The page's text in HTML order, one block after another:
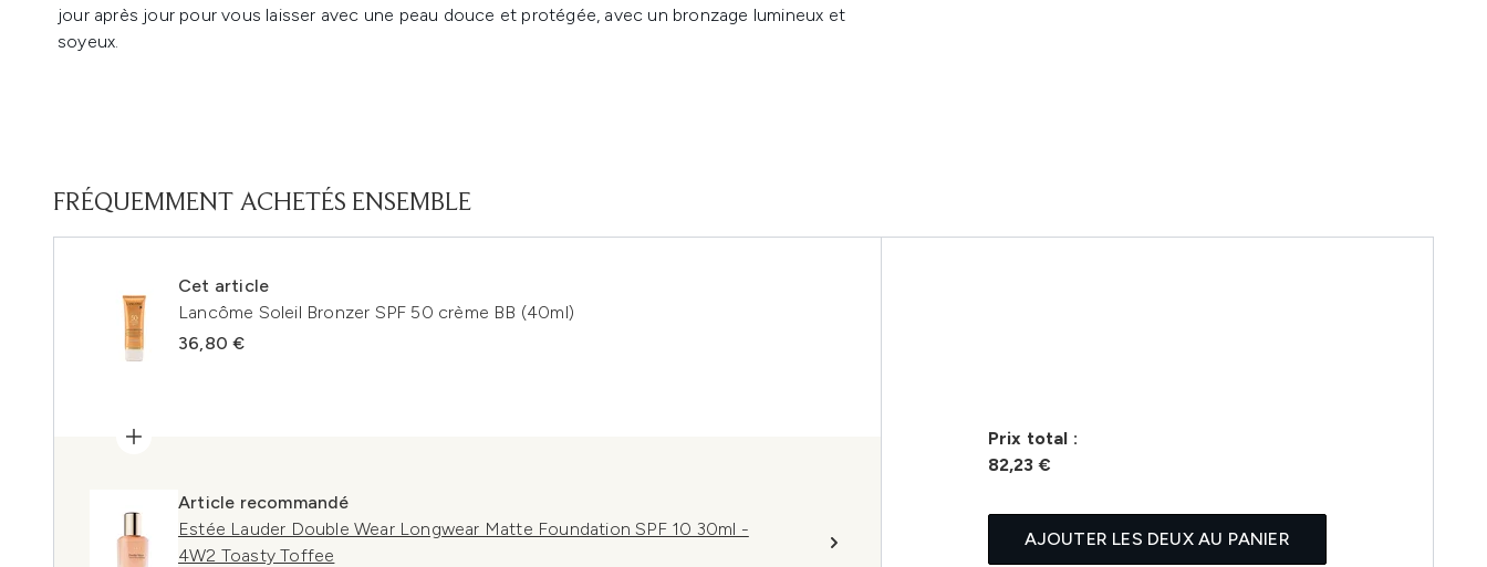
jour après jour pour vous laisser avec une peau douce et protégée, avec un bronzage lumineux et
soyeux.
FRÉQUEMMENT ACHETÉS ENSEMBLE
Cet article
Lancôme Soleil Bronzer SPF 50 crème BB (40ml)
36,80 €
Article recommandé
Estée Lauder Double Wear Longwear Matte Foundation SPF 10 30ml -
4W2 Toasty Toffee
Prix ​​total :
82,23 €
AJOUTER LES DEUX AU PANIER